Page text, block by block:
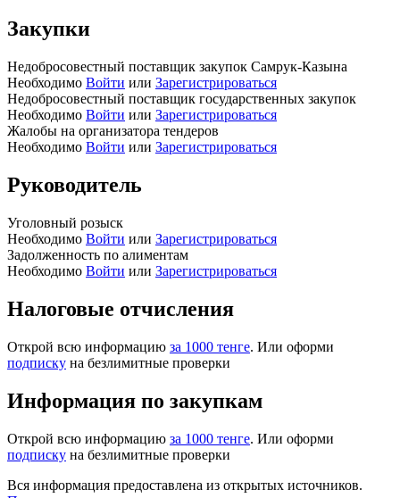
Закупки
Недобросовестный поставщик закупок Самрук-Казына
Необходимо Войти или Зарегистрироваться
Недобросовестный поставщик государственных закупок
Необходимо Войти или Зарегистрироваться
Жалобы на организатора тендеров
Необходимо Войти или Зарегистрироваться
Руководитель
Уголовный розыск
Необходимо Войти или Зарегистрироваться
Задолженность по алиментам
Необходимо Войти или Зарегистрироваться
Налоговые отчисления
Открой всю информацию за 1000 тенге. Или оформи
подписку на безлимитные проверки
Информация по закупкам
Открой всю информацию за 1000 тенге. Или оформи
подписку на безлимитные проверки
Вся информация предоставлена из открытых источников.